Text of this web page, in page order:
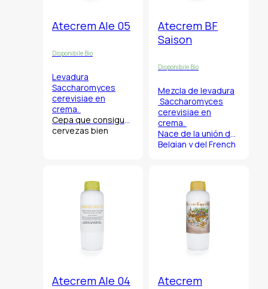
Atecrem Ale 05
Disponibile Bio
Levadura
Saccharomyces
cerevisiae en
crema.
Cepa que consigue
cervezas bien
ésteres y casi nula
la de diacetil.
Atecrem BF
Saison
Disponibile Bio
Mezcla de levadura
Saccharomyces
cerevisiae en
crema.
Nace de la unión del
Belgian y del French
juntos que
consente al
cervecero de “jugar”
durante la
fermentación y
diferentes a segun
Atecrem Ale 04
Atecrem